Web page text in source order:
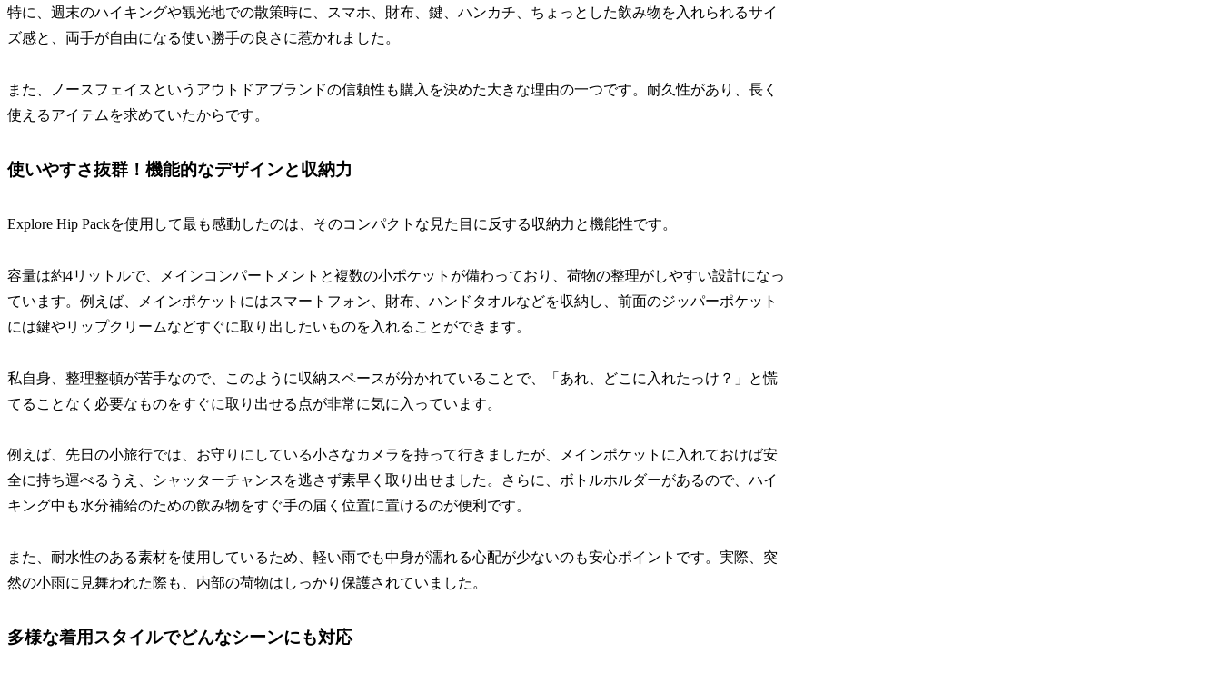
特に、週末のハイキングや観光地での散策時に、スマホ、財布、鍵、ハンカチ、ちょっとした飲み物を入れられるサイ
ズ感と、両手が自由になる使い勝手の良さに惹かれました。
また、ノースフェイスというアウトドアブランドの信頼性も購入を決めた大きな理由の一つです。耐久性があり、長く
使えるアイテムを求めていたからです。
使いやすさ抜群！機能的なデザインと収納力
Explore Hip Packを使用して最も感動したのは、そのコンパクトな見た目に反する収納力と機能性です。
容量は約4リットルで、メインコンパートメントと複数の小ポケットが備わっており、荷物の整理がしやすい設計になっ
ています。例えば、メインポケットにはスマートフォン、財布、ハンドタオルなどを収納し、前面のジッパーポケット
には鍵やリップクリームなどすぐに取り出したいものを入れることができます。
私自身、整理整頓が苦手なので、このように収納スペースが分かれていることで、「あれ、どこに入れたっけ？」と慌
てることなく必要なものをすぐに取り出せる点が非常に気に入っています。
例えば、先日の小旅行では、お守りにしている小さなカメラを持って行きましたが、メインポケットに入れておけば安
全に持ち運べるうえ、シャッターチャンスを逃さず素早く取り出せました。さらに、ボトルホルダーがあるので、ハイ
キング中も水分補給のための飲み物をすぐ手の届く位置に置けるのが便利です。
また、耐水性のある素材を使用しているため、軽い雨でも中身が濡れる心配が少ないのも安心ポイントです。実際、突
然の小雨に見舞われた際も、内部の荷物はしっかり保護されていました。
多様な着用スタイルでどんなシーンにも対応